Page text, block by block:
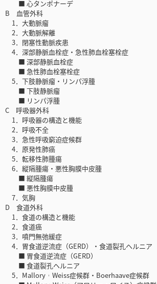
■ 心タンポナーデ
B 血管外科
1．大動脈瘤
2．大動脈解離
3．閉塞性動脈疾患
4．深部静脈血栓症・急性肺血栓塞栓症
■ 深部静脈血栓症
■ 急性肺血栓塞栓症
5．下肢静脈瘤・リンパ浮腫
■ 下肢静脈瘤
■ リンパ浮腫
C 呼吸器外科
1．呼吸器の構造と機能
2．呼吸不全
3．急性呼吸窮迫症候群
4．原発性肺癌
5．転移性肺腫瘍
6．縦隔腫瘍・悪性胸膜中皮腫
■ 縦隔腫瘍
■ 悪性胸膜中皮腫
7．気胸
D 食道外科
1．食道の構造と機能
2．食道癌
3．噴門無弛緩症
4．胃食道逆流症（GERD）・食道裂孔ヘルニア
■ 胃食道逆流症（GERD）
■ 食道裂孔ヘルニア
5．Mallory︲Weiss症候群・Boerhaave症候群